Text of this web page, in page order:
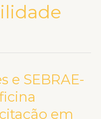
e SEBRAE-
em